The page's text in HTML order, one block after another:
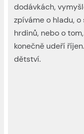
dodávkách,
zpíváme o hladu,
hrdinů, nebo o
konečně udeří
dětství.